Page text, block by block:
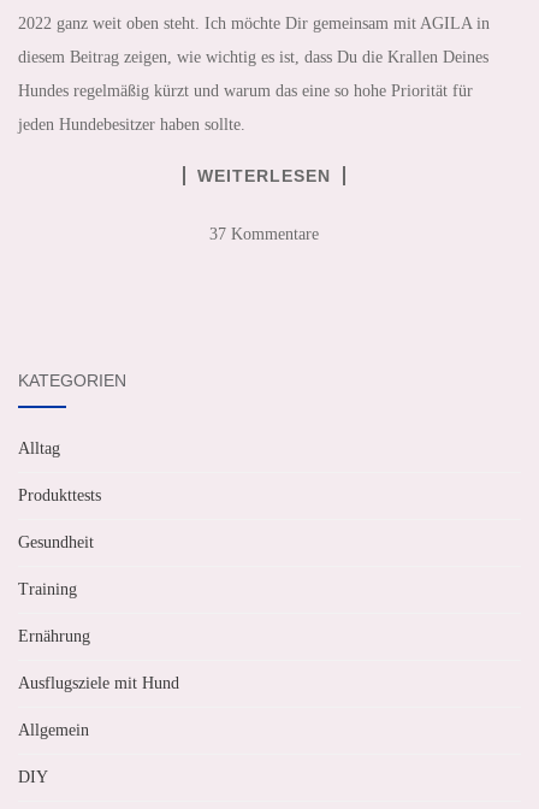
2022 ganz weit oben steht. Ich möchte Dir gemeinsam mit AGILA in
diesem Beitrag zeigen, wie wichtig es ist, dass Du die Krallen Deines
Hundes regelmäßig kürzt und warum das eine so hohe Priorität für
jeden Hundebesitzer haben sollte.
WEITERLESEN
37 Kommentare
KATEGORIEN
Alltag
Produkttests
Gesundheit
Training
Ernährung
Ausflugsziele mit Hund
Allgemein
DIY